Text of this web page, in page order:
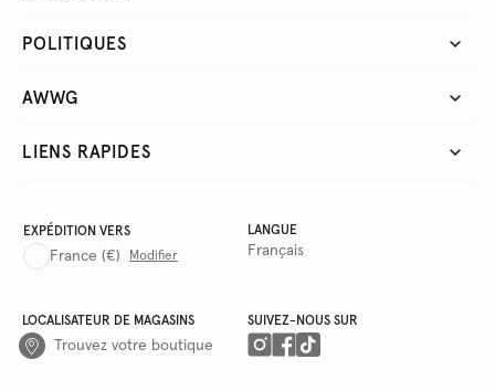
POLITIQUES
AWWG
LIENS RAPIDES
EXPÉDITION VERS
France (€) Modifier
LANGUE
Français
LOCALISATEUR DE MAGASINS
Trouvez votre boutique
SUIVEZ-NOUS SUR